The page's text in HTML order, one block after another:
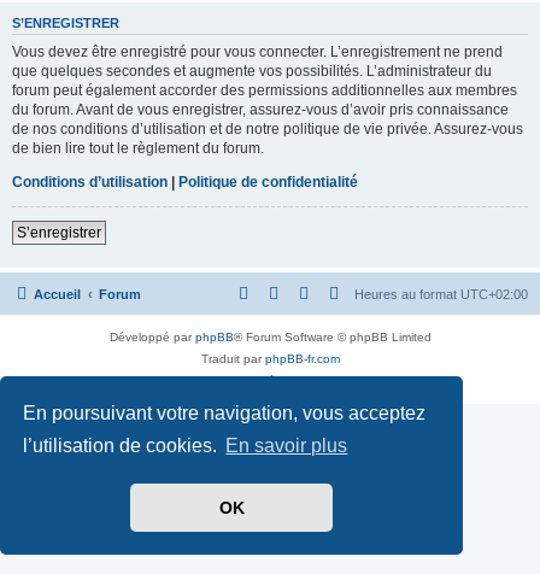
En poursuivant votre navigation, vous acceptez
l’utilisation de cookies. En savoir plus
OK
S’ENREGISTRER
Vous devez être enregistré pour vous connecter. L’enregistrement ne prend
que quelques secondes et augmente vos possibilités. L’administrateur du
forum peut également accorder des permissions additionnelles aux membres
du forum. Avant de vous enregistrer, assurez-vous d’avoir pris connaissance
de nos conditions d’utilisation et de notre politique de vie privée. Assurez-vous
de bien lire tout le règlement du forum.
Conditions d’utilisation | Politique de confidentialité
S’enregistrer
Accueil Forum Heures au format UTC+02:00
Développé parphpBB® Forum Software © phpBB Limited
Traduit parphpBB-fr.com
Confidentialité|Conditions